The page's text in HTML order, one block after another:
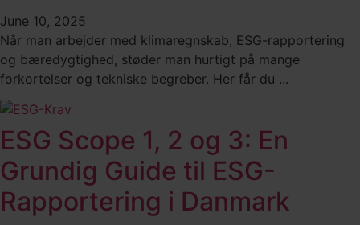
June 10, 2025
Når man arbejder med klimaregnskab, ESG-rapportering
og bæredygtighed, støder man hurtigt på mange
forkortelser og tekniske begreber. Her får du ...
ESG Scope 1, 2 og 3: En
Grundig Guide til ESG-
Rapportering i Danmark